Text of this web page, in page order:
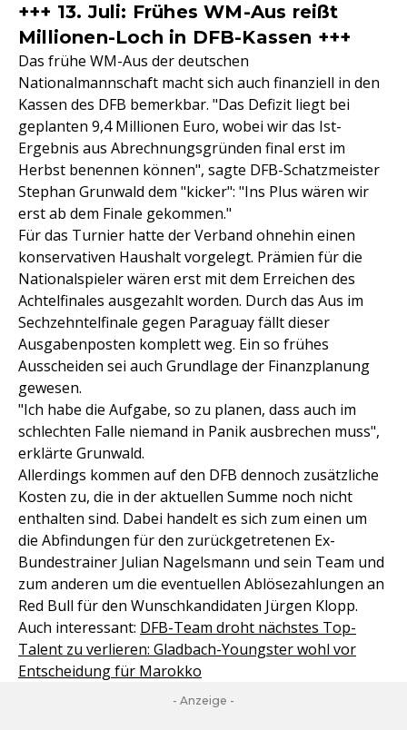
+++ 13. Juli: Frühes WM-Aus reißt
Millionen-Loch in DFB-Kassen +++
Das frühe WM-Aus der deutschen
Nationalmannschaft macht sich auch finanziell in den
Kassen des DFB bemerkbar. "Das Defizit liegt bei
geplanten 9,4 Millionen Euro, wobei wir das Ist-
Ergebnis aus Abrechnungsgründen final erst im
Herbst benennen können", sagte DFB-Schatzmeister
Stephan Grunwald dem "kicker": "Ins Plus wären wir
erst ab dem Finale gekommen."
Für das Turnier hatte der Verband ohnehin einen
konservativen Haushalt vorgelegt. Prämien für die
Nationalspieler wären erst mit dem Erreichen des
Achtelfinales ausgezahlt worden. Durch das Aus im
Sechzehntelfinale gegen Paraguay fällt dieser
Ausgabenposten komplett weg. Ein so frühes
Ausscheiden sei auch Grundlage der Finanzplanung
gewesen.
"Ich habe die Aufgabe, so zu planen, dass auch im
schlechten Falle niemand in Panik ausbrechen muss",
erklärte Grunwald.
Allerdings kommen auf den DFB dennoch zusätzliche
Kosten zu, die in der aktuellen Summe noch nicht
enthalten sind. Dabei handelt es sich zum einen um
die Abfindungen für den zurückgetretenen Ex-
Bundestrainer Julian Nagelsmann und sein Team und
zum anderen um die eventuellen Ablösezahlungen an
Red Bull für den Wunschkandidaten Jürgen Klopp.
Auch interessant: DFB-Team droht nächstes Top-
Talent zu verlieren: Gladbach-Youngster wohl vor
Entscheidung für Marokko
- Anzeige -